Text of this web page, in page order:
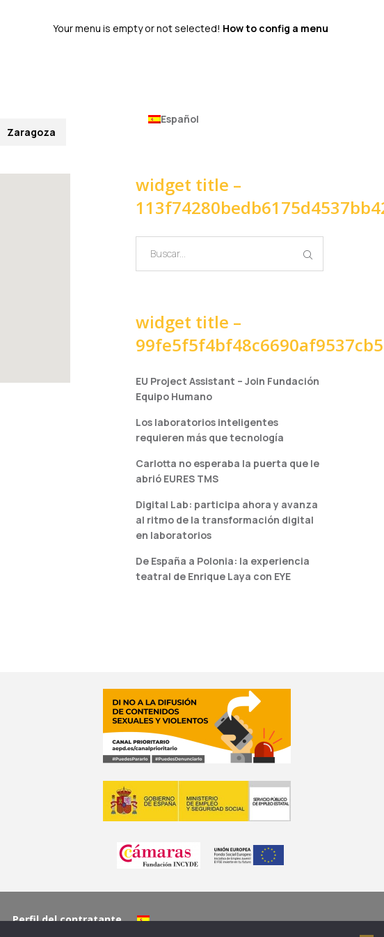
Your menu is empty or not selected! How to config a menu
Zaragoza
Español
widget title –
widget title –
EU Project Assistant – Join Fundación
Equipo Humano
Los laboratorios inteligentes
requieren más que tecnología
Carlotta no esperaba la puerta que le
abrió EURES TMS
Digital Lab: participa ahora y avanza
al ritmo de la transformación digital
en laboratorios
De España a Polonia: la experiencia
teatral de Enrique Laya con EYE
Perfil del contratante